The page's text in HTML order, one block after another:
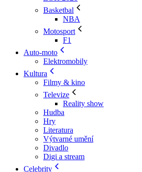
Basketbal
NBA
Motosport
F1
Auto-moto
Elektromobily
Kultura
Filmy & kino
Televize
Reality show
Hudba
Hry
Literatura
Výtvarné umění
Divadlo
Digi a stream
Celebrity